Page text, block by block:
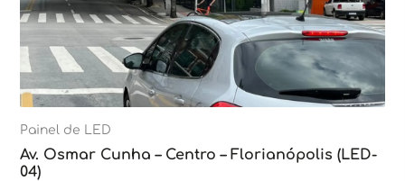
Painel de LED
Av. Osmar Cunha – Centro – Florianópolis (LED-
04)